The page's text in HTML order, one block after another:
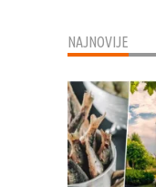
NAJNOVIJE